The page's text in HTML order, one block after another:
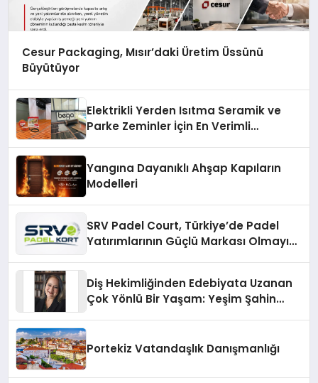
Cesur Packaging, Mısır’daki Üretim Üssünü
Büyütüyor
Elektrikli Yerden Isıtma Seramik ve
Parke Zeminler İçin En Verimli
Yangına Dayanıklı Ahşap Kapıların
Modelleri
SRV Padel Court, Türkiye’de Padel
Yatırımlarının Güçlü Markası Olmayı
Diş Hekimliğinden Edebiyata Uzanan
Çok Yönlü Bir Yaşam: Yeşim Şahin
Portekiz Vatandaşlık Danışmanlığı